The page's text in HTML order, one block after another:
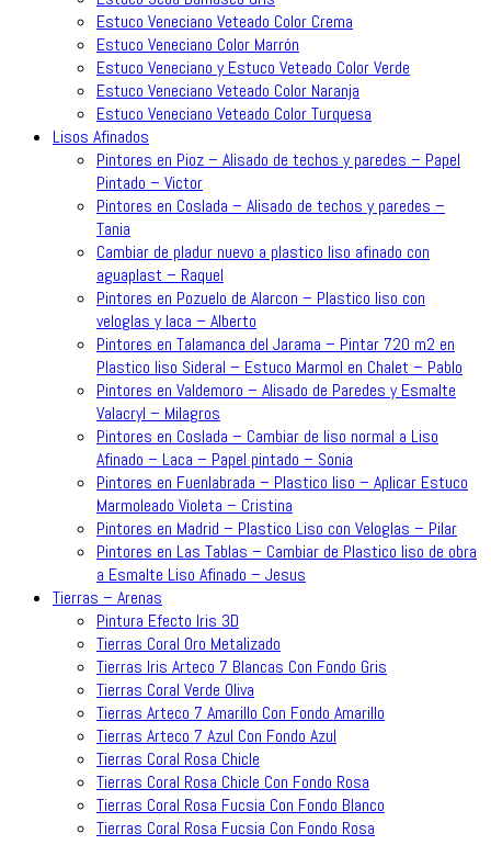
Estuco Veneciano Veteado Color Crema
Estuco Veneciano Color Marrón
Estuco Veneciano y Estuco Veteado Color Verde
Estuco Veneciano Veteado Color Naranja
Estuco Veneciano Veteado Color Turquesa
Lisos Afinados
Pintores en Pioz – Alisado de techos y paredes – Papel
Pintado – Victor
Pintores en Coslada – Alisado de techos y paredes –
Tania
Cambiar de pladur nuevo a plastico liso afinado con
aguaplast – Raquel
Pintores en Pozuelo de Alarcon – Plastico liso con
veloglas y laca – Alberto
Pintores en Talamanca del Jarama – Pintar 720 m2 en
Plastico liso Sideral – Estuco Marmol en Chalet – Pablo
Pintores en Valdemoro – Alisado de Paredes y Esmalte
Valacryl – Milagros
Pintores en Coslada – Cambiar de liso normal a Liso
Afinado – Laca – Papel pintado – Sonia
Pintores en Fuenlabrada – Plastico liso – Aplicar Estuco
Marmoleado Violeta – Cristina
Pintores en Madrid – Plastico Liso con Veloglas – Pilar
Pintores en Las Tablas – Cambiar de Plastico liso de obra
a Esmalte Liso Afinado – Jesus
Tierras – Arenas
Pintura Efecto Iris 3D
Tierras Coral Oro Metalizado
Tierras Iris Arteco 7 Blancas Con Fondo Gris
Tierras Coral Verde Oliva
Tierras Arteco 7 Amarillo Con Fondo Amarillo
Tierras Arteco 7 Azul Con Fondo Azul
Tierras Coral Rosa Chicle
Tierras Coral Rosa Chicle Con Fondo Rosa
Tierras Coral Rosa Fucsia Con Fondo Blanco
Tierras Coral Rosa Fucsia Con Fondo Rosa